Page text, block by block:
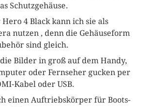
Schutzgehäuse.
4 Black kann ich sie als
nutzen , denn die Gehäuseform
sind gleich.
Bilder in groß auf dem Handy,
oder Fernseher gucken per
Kabel oder USB.
einen Auftriebskörper für Boots-